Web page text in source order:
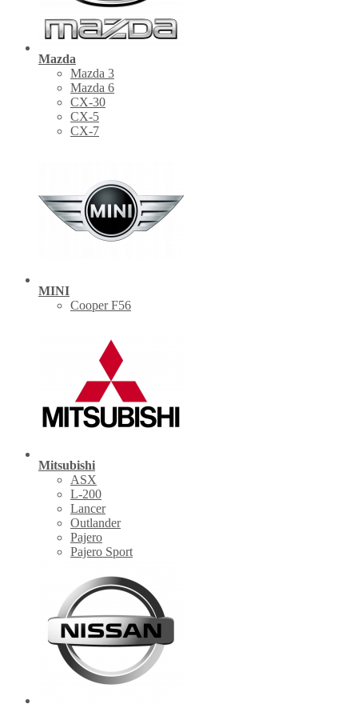
Mazda
Mazda 3
Mazda 6
CX-30
СХ-5
CX-7
MINI
Cooper F56
Mitsubishi
ASX
L-200
Lancer
Outlander
Pajero
Pajero Sport